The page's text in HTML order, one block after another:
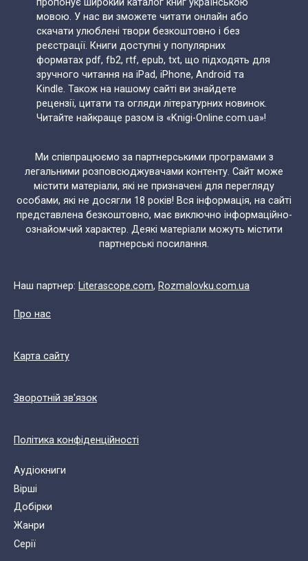
пропонує широкий каталог книг українською
мовою. У нас ви зможете читати онлайн або
скачати улюблені твори безкоштовно і без
реєстрації. Книги доступні у популярних
форматах pdf, fb2, rtf, epub, txt, що підходять для
зручного читання на iPad, iPhone, Android та
Kindle. Також на нашому сайті ви знайдете
рецензії, цитати та огляди літературних новинок.
Читайте найкраще разом із «Knigi-Online.com.ua»!
Ми співпрацюємо за партнерськими програмами з
легальними розповсюджувачами контенту. Сайт може
містити матеріали, які не призначені для перегляду
особами, які не досягли 18 років! Вся інформація, на сайті
представлена безкоштовно, має виключно інформаційно-
ознайомчий характер. Деякі матеріали можуть містити
партнерські посилання.
Наш партнер: Literascope.com, Rozmalovku.com.ua
Про нас
Карта сайту
Зворотній зв'язок
Політика конфіденційності
Аудіокниги
Вірші
Добірки
Жанри
Cерії